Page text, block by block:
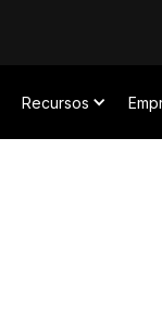
Recursos